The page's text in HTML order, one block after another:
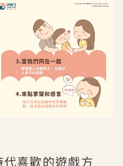
喜歡的遊戲方